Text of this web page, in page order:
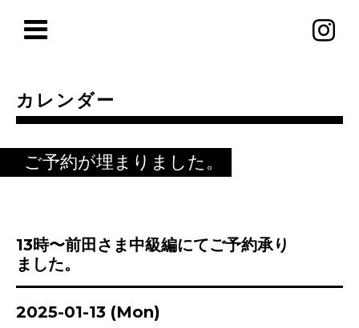
カレンダー
ご予約が埋まりました。
13時〜前田さま中級編にてご予約承り
ました。
2025-01-13 (Mon)